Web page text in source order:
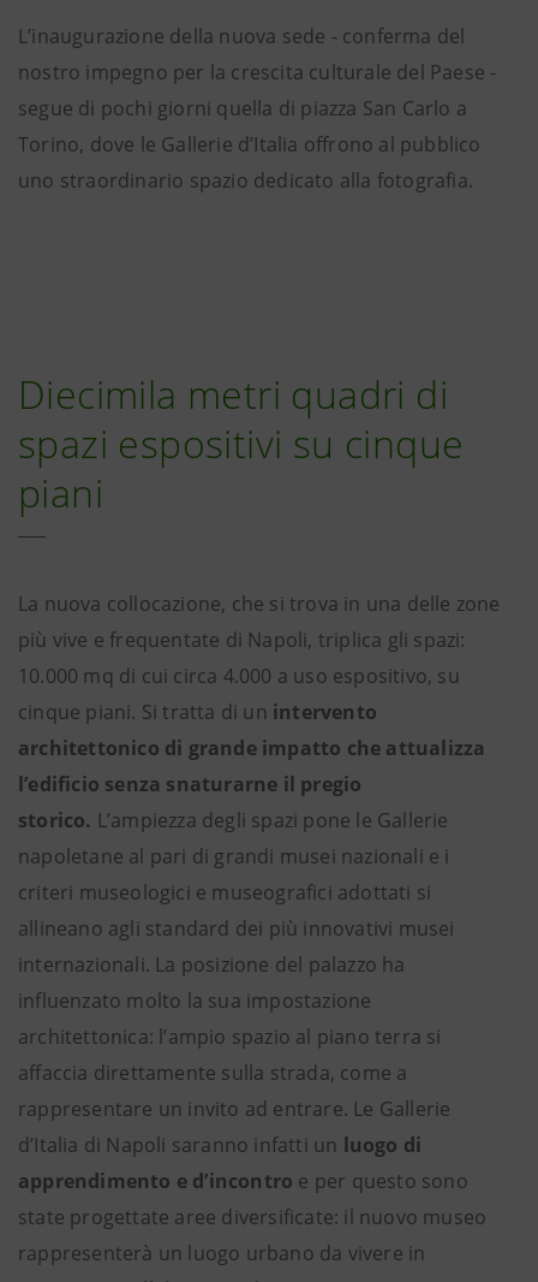
L’inaugurazione della nuova sede - conferma del
nostro impegno per la crescita culturale del Paese -
segue di pochi giorni quella di piazza San Carlo a
Torino, dove le Gallerie d’Italia offrono al pubblico
uno straordinario spazio dedicato alla fotografia.
Diecimila metri quadri di
spazi espositivi su cinque
piani
La nuova collocazione, che si trova in una delle zone
più vive e frequentate di Napoli, triplica gli spazi:
10.000 mq di cui circa 4.000 a uso espositivo, su
cinque piani. Si tratta di un intervento
architettonico di grande impatto che attualizza
l’edificio senza snaturarne il pregio
storico. L’ampiezza degli spazi pone le Gallerie
napoletane al pari di grandi musei nazionali e i
criteri museologici e museografici adottati si
allineano agli standard dei più innovativi musei
internazionali. La posizione del palazzo ha
influenzato molto la sua impostazione
architettonica: l’ampio spazio al piano terra si
affaccia direttamente sulla strada, come a
rappresentare un invito ad entrare. Le Gallerie
d’Italia di Napoli saranno infatti un luogo di
apprendimento e d’incontro e per questo sono
state progettate aree diversificate: il nuovo museo
rappresenterà un luogo urbano da vivere in